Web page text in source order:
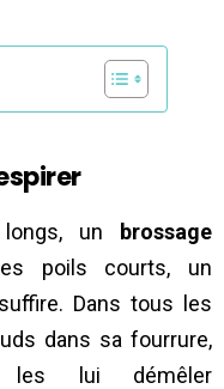
un brossage
poils courts, un
Dans tous les
dans sa fourrure,
les lui démêler